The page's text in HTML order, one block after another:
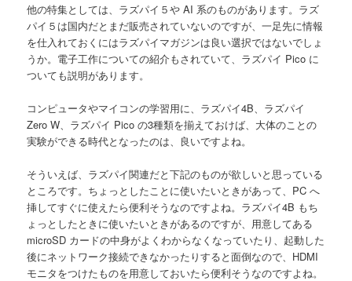
他の特集としては、ラズパイ５や AI 系のものがあります。ラズ
パイ５は国内だとまだ販売されていないのですが、一足先に情報
を仕入れておくにはラズパイマガジンは良い選択ではないでしょ
うか。電子工作についての紹介もされていて、ラズパイ Pico に
ついても説明があります。
コンピュータやマイコンの学習用に、ラズパイ4B、ラズパイ
Zero W、ラズパイ Pico の3種類を揃えておけば、大体のことの
実験ができる時代となったのは、良いですよね。
そういえば、ラズパイ関連だと下記のものが欲しいと思っている
ところです。ちょっとしたことに使いたいときがあって、PC へ
挿してすぐに使えたら便利そうなのですよね。ラズパイ4B もち
ょっとしたときに使いたいときがあるのですが、用意してある
microSD カードの中身がよくわからなくなっていたり、起動した
後にネットワーク接続できなかったりすると面倒なので、HDMI
モニタをつけたものを用意しておいたら便利そうなのですよね。